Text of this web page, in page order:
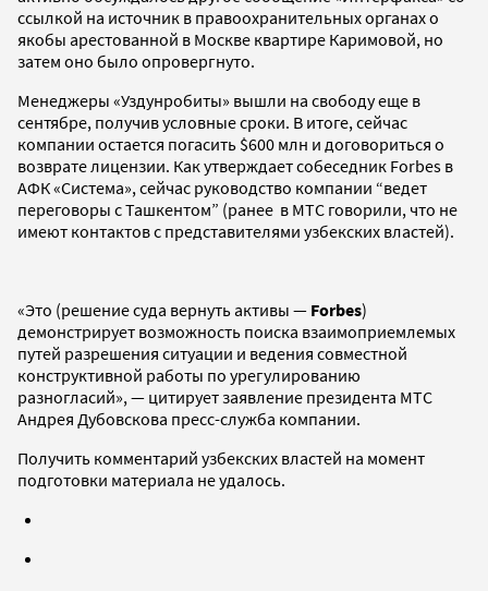
ссылкой на источник в правоохранительных органах о
якобы арестованной в Москве квартире Каримовой, но
затем оно было опровергнуто.
Менеджеры «Уздунробиты» вышли на свободу еще в
сентябре, получив условные сроки. В итоге, сейчас
компании остается погасить $600 млн и договориться о
возврате лицензии. Как утверждает собеседник Forbes в
АФК «Система», сейчас руководство компании “ведет
переговоры с Ташкентом” (ранее в МТС говорили, что не
имеют контактов с представителями узбекских властей).
«Это (решение суда вернуть активы — Forbes)
демонстрирует возможность поиска взаимоприемлемых
путей разрешения ситуации и ведения совместной
конструктивной работы по урегулированию
разногласий», — цитирует заявление президента МТС
Андрея Дубовскова пресс-служба компании.
Получить комментарий узбекских властей на момент
подготовки материала не удалось.